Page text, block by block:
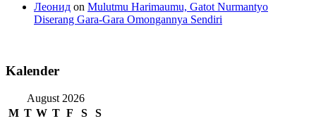
Леонид on Mulutmu Harimaumu, Gatot Nurmantyo
Diserang Gara-Gara Omongannya Sendiri
Kalender
August 2026
M T W T F S
S